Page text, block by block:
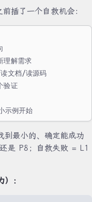
插了一个自救机会：
理解需求
文档/读源码
验证
示例开始
最小的、确定能成功
是 P8；自救失败 = L1
：